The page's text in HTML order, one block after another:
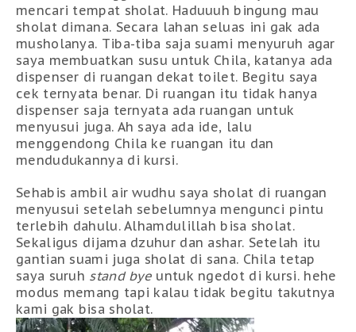
mencari tempat sholat. Haduuuh bingung mau
sholat dimana. Secara lahan seluas ini gak ada
musholanya. Tiba-tiba saja suami menyuruh agar
saya membuatkan susu untuk Chila, katanya ada
dispenser di ruangan dekat toilet. Begitu saya
cek ternyata benar. Di ruangan itu tidak hanya
dispenser saja ternyata ada ruangan untuk
menyusui juga. Ah saya ada ide, lalu
menggendong Chila ke ruangan itu dan
mendudukannya di kursi.
Sehabis ambil air wudhu saya sholat di ruangan
menyusui setelah sebelumnya mengunci pintu
terlebih dahulu. Alhamdulillah bisa sholat.
Sekaligus dijama dzuhur dan ashar. Setelah itu
gantian suami juga sholat di sana. Chila tetap
saya suruh stand bye untuk ngedot di kursi. hehe
modus memang tapi kalau tidak begitu takutnya
kami gak bisa sholat.